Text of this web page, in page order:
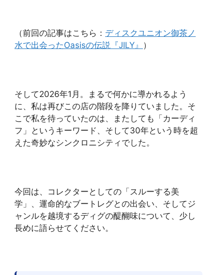
（前回の記事はこちら： ディスクユニオン御茶ノ
水で出会ったOasisの伝説『JILY』 ）
そして2026年1月。まるで何かに導かれるよう
に、私は再びこの店の階段を降りていました。そ
こで私を待っていたのは、またしても「カーディ
フ」というキーワード、そして30年という時を超
えた奇妙なシンクロニシティでした。
今回は、コレクターとしての「スルーする美
学」、運命的なブートレグとの出会い、そしてジ
ャンルを越境するディグの醍醐味について、少し
長めに語らせてください。